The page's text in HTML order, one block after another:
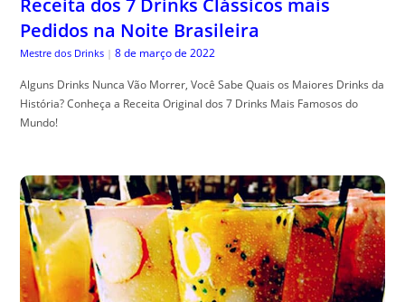
Receita dos 7 Drinks Clássicos mais
Pedidos na Noite Brasileira
Mestre dos Drinks | 8 de março de 2022
Alguns Drinks Nunca Vão Morrer, Você Sabe Quais os Maiores Drinks da
História? Conheça a Receita Original dos 7 Drinks Mais Famosos do
Mundo!